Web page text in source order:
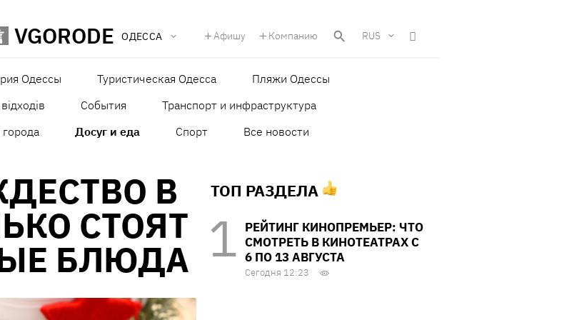
VGORODE ОДЕССА Афишу Компанию RUS
Одессы Туристическая Одесса
Пляжи Одессы
События
Транспорт и инфраструктура
Досуг и еда Спорт Все новости
В
СТОЯТ
БЛЮДА
ТОП РАЗДЕЛА
РЕЙТИНГ КИНОПРЕМЬЕР: ЧТО
СМОТРЕТЬ В КИНОТЕАТРАХ С
6 ПО 13 АВГУСТА
Сегодня 12:23